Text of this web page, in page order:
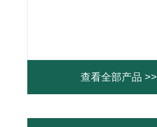
查看全部产品 >>